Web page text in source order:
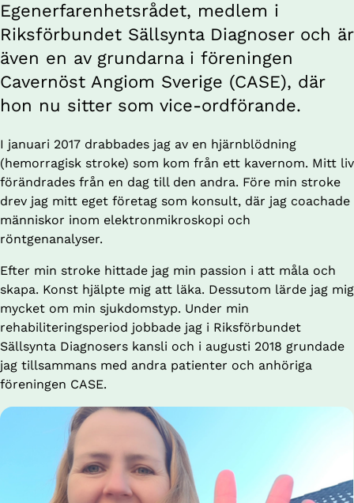
Egenerfarenhetsrådet, medlem i
Riksförbundet Sällsynta Diagnoser och är
även en av grundarna i föreningen
Cavernöst Angiom Sverige (CASE), där
hon nu sitter som vice-ordförande.
I januari 2017 drabbades jag av en hjärnblödning
(hemorragisk stroke) som kom från ett kavernom. Mitt liv
förändrades från en dag till den andra. Före min stroke
drev jag mitt eget företag som konsult, där jag coachade
människor inom elektronmikroskopi och
röntgenanalyser.
Efter min stroke hittade jag min passion i att måla och
skapa. Konst hjälpte mig att läka. Dessutom lärde jag mig
mycket om min sjukdomstyp. Under min
rehabiliteringsperiod jobbade jag i Riksförbundet
Sällsynta Diagnosers kansli och i augusti 2018 grundade
jag tillsammans med andra patienter och anhöriga
föreningen CASE.